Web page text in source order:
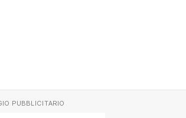
PUBBLICITARIO